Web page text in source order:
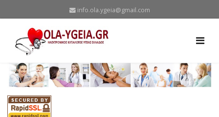
info.ola.ygeia@gmail.com